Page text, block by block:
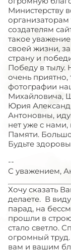
Министерству
создателям
такое
своей жизни,
страну и
Победу в
очень приятно,
фотографии
Михайловича,
Юрия
Антоновны,
нет уже с нами,
Памяти.
Будьте
--
С уважением,
Хочу сказать
делаете. В
парад, на
прошли в
стало светло.
огромный
вам и вашим